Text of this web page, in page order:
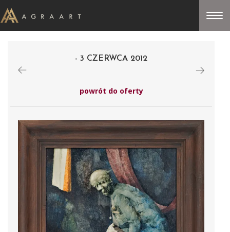
- 3 CZERWCA 2012
powrót do oferty